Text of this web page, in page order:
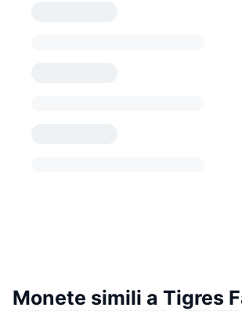
Monete simili a Tigres